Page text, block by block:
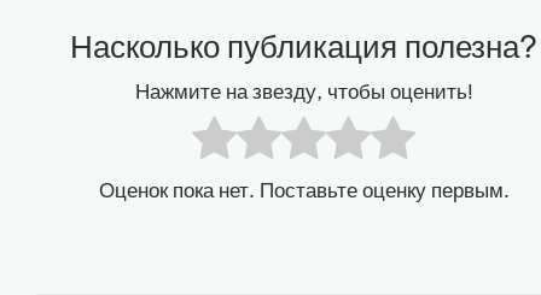
Насколько публикация полезна?
Нажмите на звезду, чтобы оценить!
Оценок пока нет. Поставьте оценку первым.